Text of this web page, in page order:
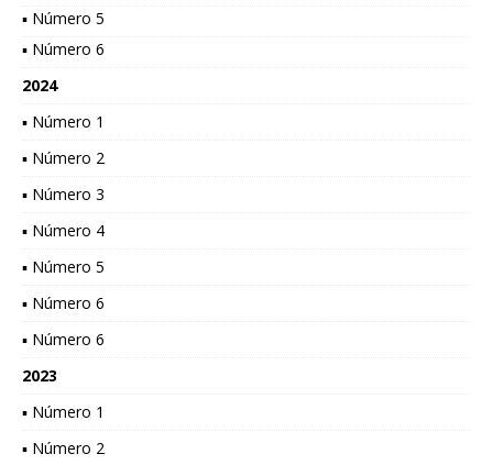
▪ Número 5
▪ Número 6
2024
▪ Número 1
▪ Número 2
▪ Número 3
▪ Número 4
▪ Número 5
▪ Número 6
▪ Número 6
2023
▪ Número 1
▪ Número 2